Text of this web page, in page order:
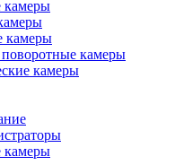
камеры
камеры
камеры
камеры
камеры